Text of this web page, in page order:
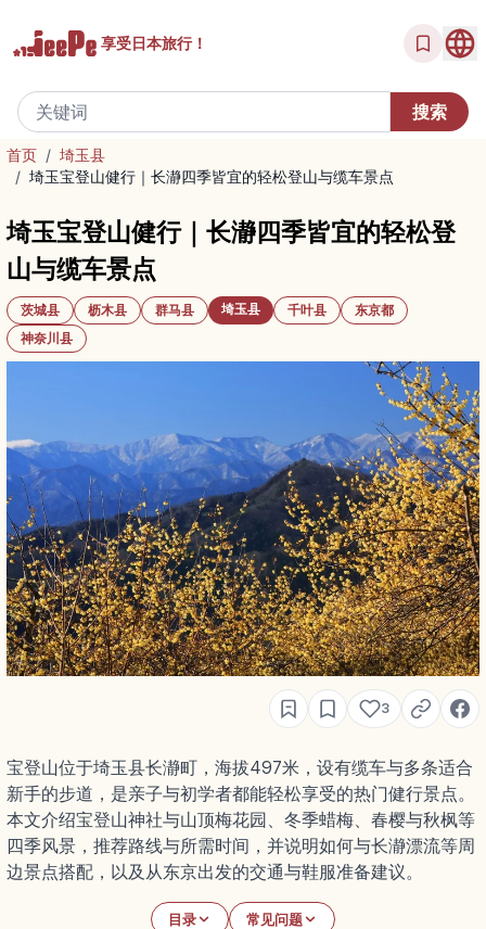
享受日本旅行！
首页 / 埼玉县
/ 埼玉宝登山健行｜长瀞四季皆宜的轻松登山与缆车景点
埼玉宝登山健行｜长瀞四季皆宜的轻松登
山与缆车景点
茨城县 枥木县 群马县 埼玉县 千叶县
东京都
神奈川县
3
宝登山位于埼玉县长瀞町，海拔497米，设有缆车与多条适合
新手的步道，是亲子与初学者都能轻松享受的热门健行景点。
本文介绍宝登山神社与山顶梅花园、冬季蜡梅、春樱与秋枫等
四季风景，推荐路线与所需时间，并说明如何与长瀞漂流等周
边景点搭配，以及从东京出发的交通与鞋服准备建议。
目录 常见问题